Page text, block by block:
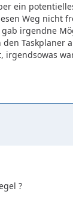
ein
Weg nicht
irgendne
Taskplaner
irgendsowas
?